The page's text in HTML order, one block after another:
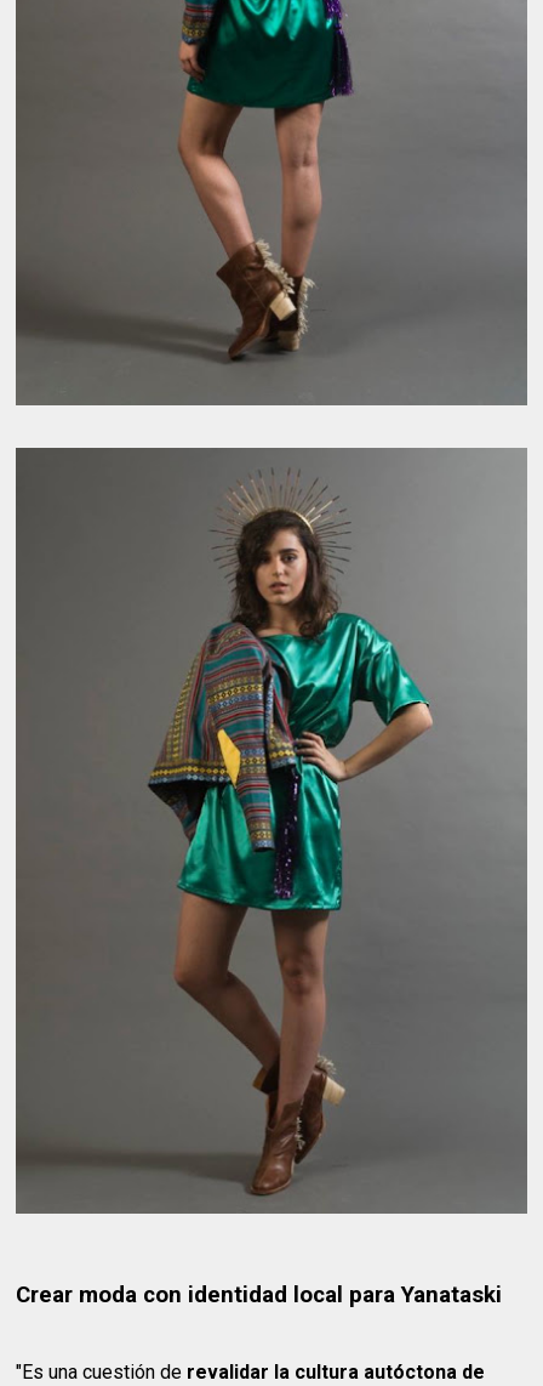
Crear moda con identidad local para Yanataski
"Es una cuestión de revalidar la cultura autóctona de